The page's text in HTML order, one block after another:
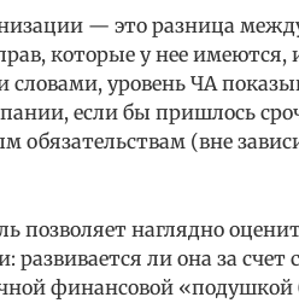
— это разница
которые у нее имеются,
уровень ЧА
если бы пришлось
(вне
позволяет наглядно
ли она за счет
финансовой «подушкой